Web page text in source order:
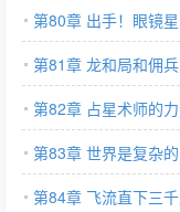
第80章 出手！眼镜
第81章 龙和局和佣
第82章 占星术师的
第83章 世界是复杂
第84章 飞流直下三